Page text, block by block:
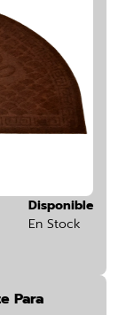
Disponible
En Stock
Para